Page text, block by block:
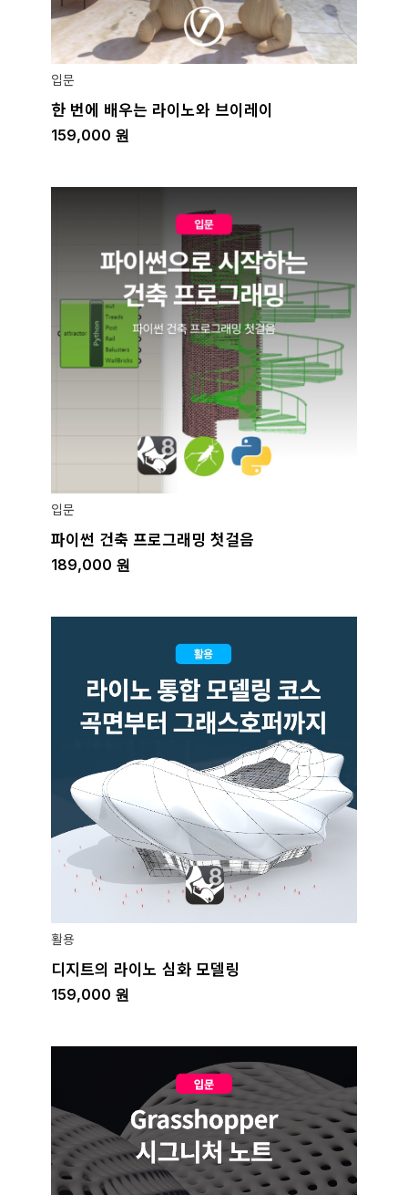
입문
한 번에 배우는 라이노와 브이레이
159,000 원
입문
파이썬 건축 프로그래밍 첫걸음
189,000 원
활용
디지트의 라이노 심화 모델링
159,000 원